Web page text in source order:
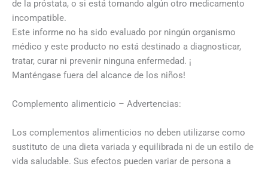
de la próstata, o si está tomando algún otro medicamento
incompatible.
Este informe no ha sido evaluado por ningún organismo
médico y este producto no está destinado a diagnosticar,
tratar, curar ni prevenir ninguna enfermedad. ¡
Manténgase fuera del alcance de los niños!
Complemento alimenticio – Advertencias:
Los complementos alimenticios no deben utilizarse como
sustituto de una dieta variada y equilibrada ni de un estilo de
vida saludable. Sus efectos pueden variar de persona a